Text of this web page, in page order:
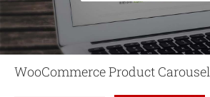
WooCommerce Product Carousel